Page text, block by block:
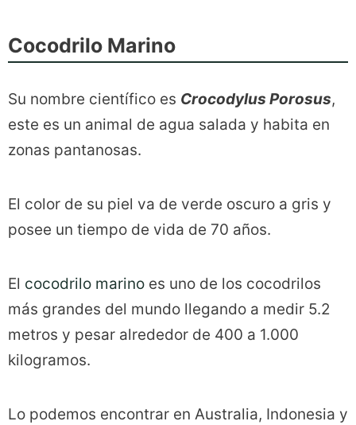
Cocodrilo Marino
Su nombre científico es Crocodylus Porosus,
este es un animal de agua salada y habita en
zonas pantanosas.
El color de su piel va de verde oscuro a gris y
posee un tiempo de vida de 70 años.
El cocodrilo marino es uno de los cocodrilos
más grandes del mundo llegando a medir 5.2
metros y pesar alrededor de 400 a 1.000
kilogramos.
Lo podemos encontrar en Australia, Indonesia y